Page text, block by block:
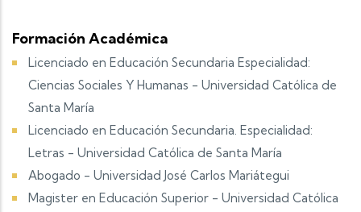
Formación Académica
Licenciado en Educación Secundaria Especialidad:
Ciencias Sociales Y Humanas - Universidad Católica de
Santa María
Licenciado en Educación Secundaria. Especialidad:
Letras - Universidad Católica de Santa María
Abogado - Universidad José Carlos Mariátegui
Magister en Educación Superior - Universidad Católica